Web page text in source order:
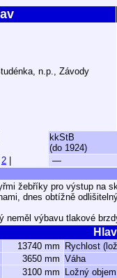
n.p., Závody
kkStB
(do 1924)
2 —
žebříky pro výstup na
dnes obtížně
neměl výbavu tlakové
13740 mm Rychlost
3650 mm Váha
3100 mm Ložný objem